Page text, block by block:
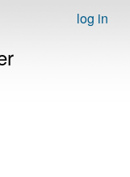
log in